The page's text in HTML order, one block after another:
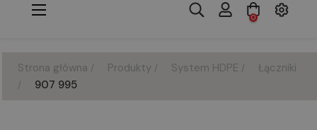
Toggle
navigation
☰ 0
Strona główna Produkty System HDPE
Łączniki
907 995